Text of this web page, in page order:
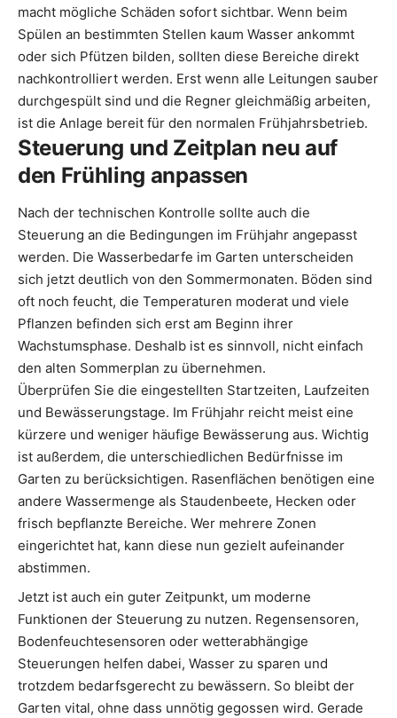
macht mögliche Schäden sofort sichtbar. Wenn beim
Spülen an bestimmten Stellen kaum Wasser ankommt
oder sich Pfützen bilden, sollten diese Bereiche direkt
nachkontrolliert werden. Erst wenn alle Leitungen sauber
durchgespült sind und die Regner gleichmäßig arbeiten,
ist die Anlage bereit für den normalen Frühjahrsbetrieb.
Steuerung und Zeitplan neu auf
den Frühling anpassen
Nach der technischen Kontrolle sollte auch die
Steuerung an die Bedingungen im Frühjahr angepasst
werden. Die Wasserbedarfe im Garten unterscheiden
sich jetzt deutlich von den Sommermonaten. Böden sind
oft noch feucht, die Temperaturen moderat und viele
Pflanzen befinden sich erst am Beginn ihrer
Wachstumsphase. Deshalb ist es sinnvoll, nicht einfach
den alten Sommerplan zu übernehmen.
Überprüfen Sie die eingestellten Startzeiten, Laufzeiten
und Bewässerungstage. Im Frühjahr reicht meist eine
kürzere und weniger häufige Bewässerung aus. Wichtig
ist außerdem, die unterschiedlichen Bedürfnisse im
Garten zu berücksichtigen. Rasenflächen benötigen eine
andere Wassermenge als Staudenbeete, Hecken oder
frisch bepflanzte Bereiche. Wer mehrere Zonen
eingerichtet hat, kann diese nun gezielt aufeinander
abstimmen.
Jetzt ist auch ein guter Zeitpunkt, um moderne
Funktionen der Steuerung zu nutzen. Regensensoren,
Bodenfeuchtesensoren oder wetterabhängige
Steuerungen helfen dabei, Wasser zu sparen und
trotzdem bedarfsgerecht zu bewässern. So bleibt der
Garten vital, ohne dass unnötig gegossen wird. Gerade